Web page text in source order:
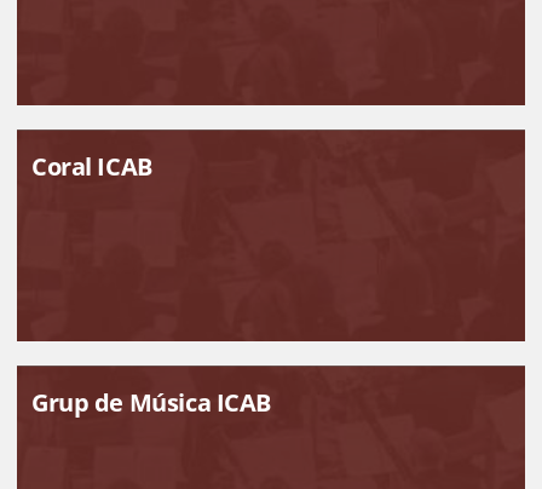
Coral ICAB
Grup de Música ICAB